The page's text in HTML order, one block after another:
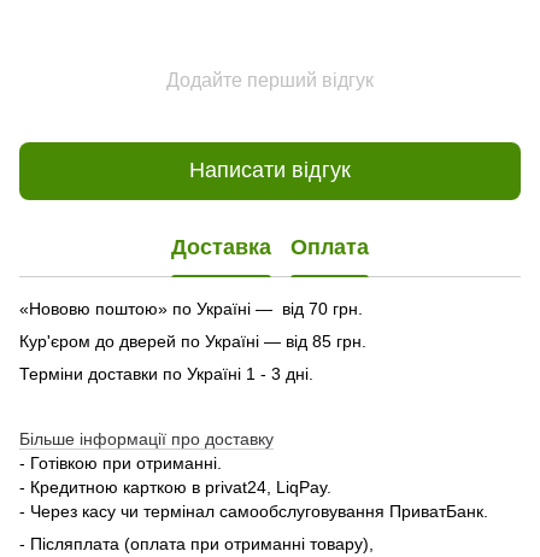
Додайте перший відгук
Написати відгук
Доставка Оплата
«Нововю поштою» по Україні — від 70 грн.
Кур'єром до дверей по Україні — від 85 грн.
Терміни доставки по Україні 1 - 3 дні.
Більше інформації про доставку
- Готівкою при отриманні.
- Кредитною карткою в privat24, LiqPay.
- Через касу чи термінал самообслуговування ПриватБанк.
- Післяплата (оплата при отриманні товару),